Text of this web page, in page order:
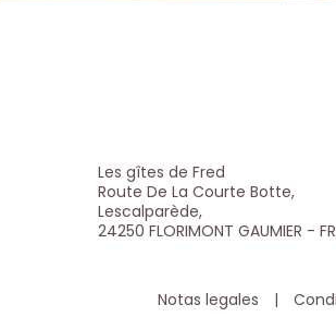
Les gîtes de Fred
Route De La Courte Botte,
Lescalparède,
24250 FLORIMONT GAUMIER -
Notas legales |